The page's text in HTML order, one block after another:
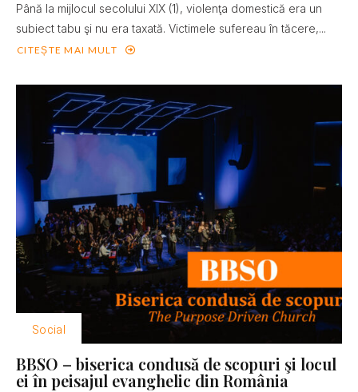
Până la mijlocul secolului XIX (1), violenţa domestică era un
subiect tabu şi nu era taxată. Victimele sufereau în tăcere,...
CITEȘTE MAI MULT
Social
BBSO – biserica condusă de scopuri şi locul
ei în peisajul evanghelic din România